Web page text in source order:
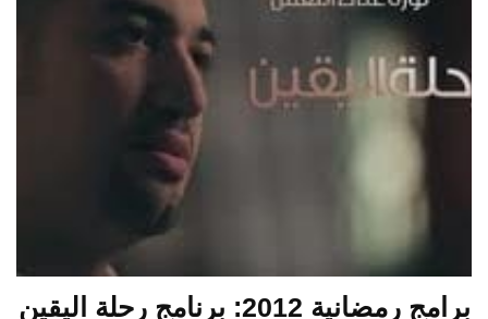
برامج رمضانية 2012: برنامج رحلة اليقين